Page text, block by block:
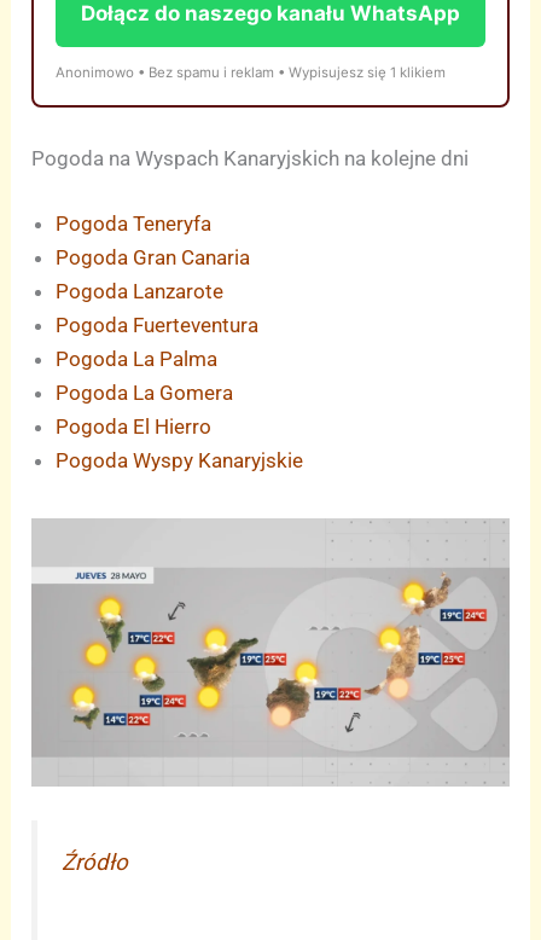
Dołącz do naszego kanału WhatsApp
Anonimowo • Bez spamu i reklam • Wypisujesz się 1 klikiem
Pogoda na Wyspach Kanaryjskich na kolejne dni
Pogoda Teneryfa
Pogoda Gran Canaria
Pogoda Lanzarote
Pogoda Fuerteventura
Pogoda La Palma
Pogoda La Gomera
Pogoda El Hierro
Pogoda Wyspy Kanaryjskie
Źródło